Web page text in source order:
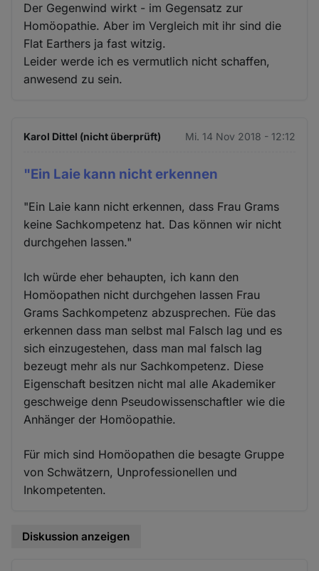
Der Gegenwind wirkt - im Gegensatz zur
Homöopathie. Aber im Vergleich mit ihr sind die
Flat Earthers ja fast witzig.
Leider werde ich es vermutlich nicht schaffen,
anwesend zu sein.
Karol Dittel (nicht überprüft) Mi. 14 Nov 2018 - 12:12
"Ein Laie kann nicht erkennen
"Ein Laie kann nicht erkennen, dass Frau Grams
keine Sachkompetenz hat. Das können wir nicht
durchgehen lassen."
Ich würde eher behaupten, ich kann den
Homöopathen nicht durchgehen lassen Frau
Grams Sachkompetenz abzusprechen. Füe das
erkennen dass man selbst mal Falsch lag und es
sich einzugestehen, dass man mal falsch lag
bezeugt mehr als nur Sachkompetenz. Diese
Eigenschaft besitzen nicht mal alle Akademiker
geschweige denn Pseudowissenschaftler wie die
Anhänger der Homöopathie.
Für mich sind Homöopathen die besagte Gruppe
von Schwätzern, Unprofessionellen und
Inkompetenten.
Diskussion anzeigen